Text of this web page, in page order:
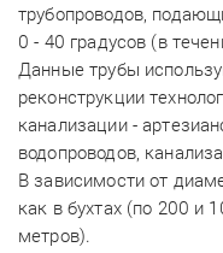
трубопроводов,
0 - 40 градусов (в
Данные трубы
реконструкции
канализации -
водопроводов,
В зависимости от
как в бухтах (по 200 и
метров).